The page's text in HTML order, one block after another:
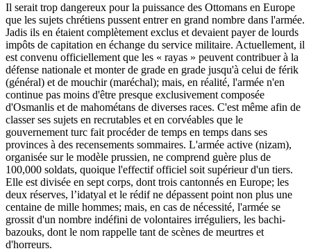
Il serait trop dangereux pour la puissance des Ottomans en Europe
que les sujets chrétiens pussent entrer en grand nombre dans l'armée.
Jadis ils en étaient complètement exclus et devaient payer de lourds
impôts de capitation en échange du service militaire. Actuellement, il
est convenu officiellement que les « rayas » peuvent contribuer à la
défense nationale et monter de grade en grade jusqu'à celui de férik
(général) et de mouchir (maréchal); mais, en réalité, l'armée n'en
continue pas moins d'être presque exclusivement composée
d'Osmanlis et de mahométans de diverses races. C'est même afin de
classer ses sujets en recrutables et en corvéables que le
gouvernement turc fait procéder de temps en temps dans ses
provinces à des recensements sommaires. L'armée active (nizam),
organisée sur le modèle prussien, ne comprend guère plus de
100,000 soldats, quoique l'effectif officiel soit supérieur d'un tiers.
Elle est divisée en sept corps, dont trois cantonnés en Europe; les
deux réserves, l’idatyal et le rédif ne dépassent point non plus une
centaine de mille hommes; mais, en cas de nécessité, l'armée se
grossit d'un nombre indéfini de volontaires irréguliers, les bachi-
bazouks, dont le nom rappelle tant de scènes de meurtres et
d'horreurs.